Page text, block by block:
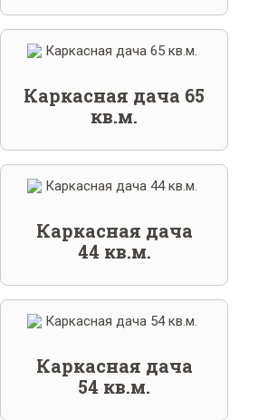
Каркасная дача 65
кв.м.
Каркасная дача
44 кв.м.
Каркасная дача
54 кв.м.